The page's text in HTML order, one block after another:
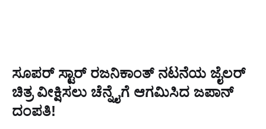
ಸೂಪರ್‌ ಸ್ಟಾರ್‌ ರಜನಿಕಾಂತ್ ನಟನೆಯ ಜೈಲರ್‌
ಚಿತ್ರ ವೀಕ್ಷಿಸಲು ಚೆನ್ನೈಗೆ ಆಗಮಿಸಿದ ಜಪಾನ್‌
ದಂಪತಿ!